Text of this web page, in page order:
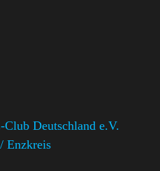
Deutschland e.V.
Enzkreis